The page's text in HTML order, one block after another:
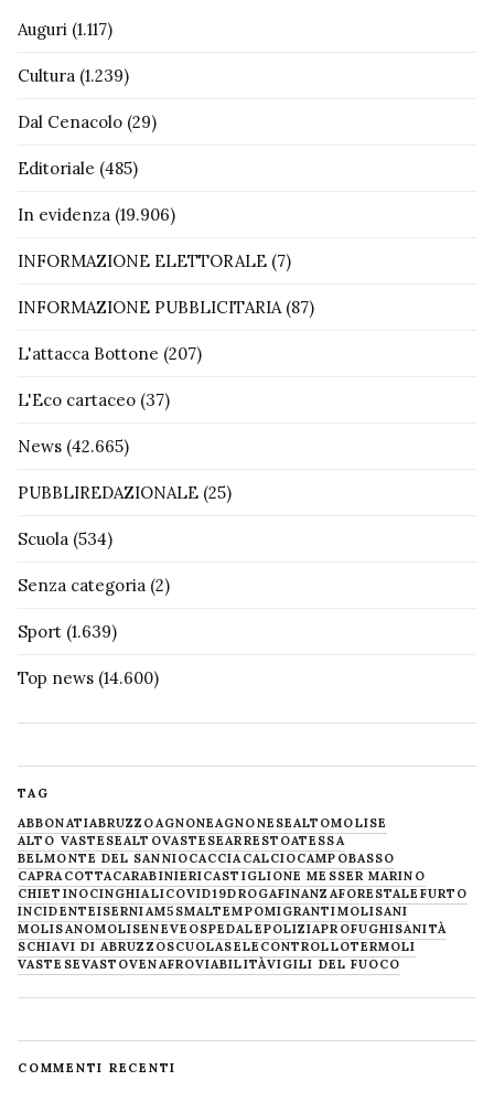
Auguri (1.117)
Cultura (1.239)
Dal Cenacolo (29)
Editoriale (485)
In evidenza (19.906)
INFORMAZIONE ELETTORALE (7)
INFORMAZIONE PUBBLICITARIA(87)
L'attacca Bottone (207)
L'Eco cartaceo (37)
News (42.665)
PUBBLIREDAZIONALE (25)
Scuola (534)
Senza categoria (2)
Sport (1.639)
Top news (14.600)
TAG
ABBONATIABRUZZOAGNONEAGNONESEALTOMOLISE
ALTO VASTESEALTOVASTESEARRESTOATESSA
BELMONTE DEL SANNIOCACCIACALCIOCAMPOBASSO
CAPRACOTTACARABINIERICASTIGLIONE MESSER MARINO
CHIETINOCINGHIALICOVID19DROGAFINANZAFORESTALE FURTO
INCIDENTEISERNIAM5SMALTEMPOMIGRANTIMOLISANI
MOLISANOMOLISENEVE OSPEDALEPOLIZIAPROFUGHISANITÀ
SCHIAVI DI ABRUZZOSCUOLASELECONTROLLOTERMOLI
VASTESEVASTOVENAFROVIABILITÀVIGILI DEL FUOCO
COMMENTI RECENTI